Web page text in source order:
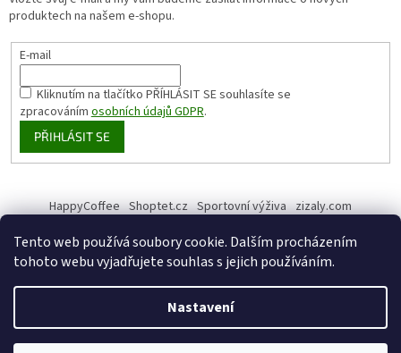
Tento web používá soubory cookie. Dalším procházením
tohoto webu vyjadřujete souhlas s jejich používáním.
Nastavení
produktech na našem e-shopu.
E-mail
Kliknutím na tlačítko PŘÍHLÁSIT SEsouhlasíte se
zpracovánímosobních údajů GDPR.
PŘIHLÁSIT SE
HappyCoffee Shoptet.cz Sportovní výživa zizaly.com
Copyright 2026HappyHemp. Všechna práva vyhrazena.Upravit